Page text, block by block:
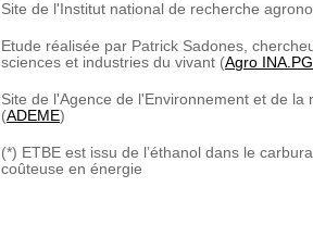
Site de l'Institut national de recherche
Etude réalisée par Patrick Sadones,
sciences et industries du vivant (Agro
Site de l'Agence de l'Environnement et de la
(ADEME)
(*) ETBE est issu de l’éthanol dans le
coûteuse en énergie